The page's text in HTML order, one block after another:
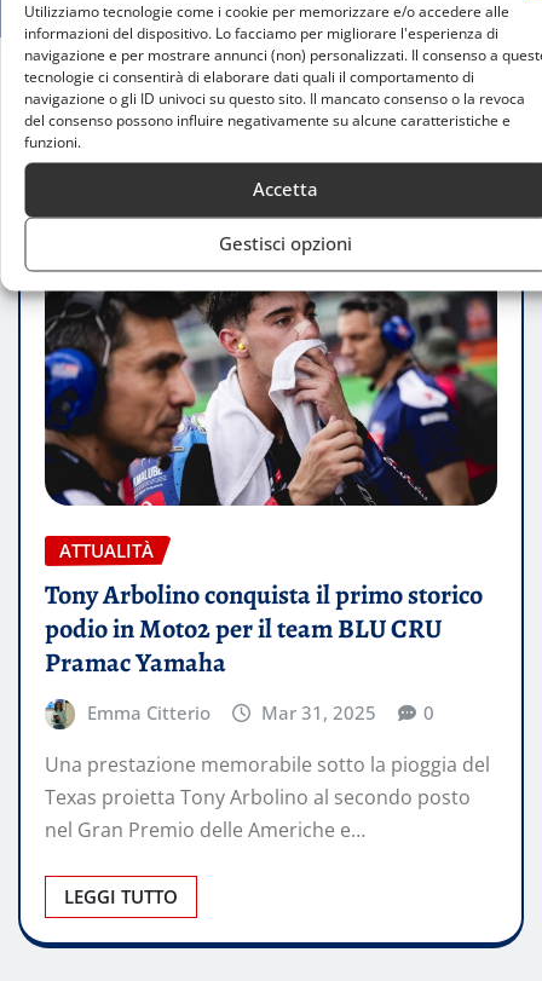
Utilizziamo tecnologie come i cookie per memorizzare e/o accedere alle
informazioni del dispositivo. Lo facciamo per migliorare l'esperienza di
navigazione e per mostrare annunci (non) personalizzati. Il consenso a
tecnologie ci consentirà di elaborare dati quali il comportamento di
navigazione o gli ID univoci su questo sito. Il mancato consenso o la revoca
del consenso possono influire negativamente su alcune caratteristiche e
funzioni.
Accetta
Gestisci opzioni
Home
Tony Arbolino conquista il primo storico podio in
Moto2 per il team BLU CRU Pramac Yamaha
ATTUALITÀ
Tony Arbolino conquista il primo storico
podio in Moto2 per il team BLU CRU
Pramac Yamaha
Emma Citterio Mar 31, 2025 0
Una prestazione memorabile sotto la pioggia del
Texas proietta Tony Arbolino al secondo posto
nel Gran Premio delle Americhe e…
LEGGI TUTTO